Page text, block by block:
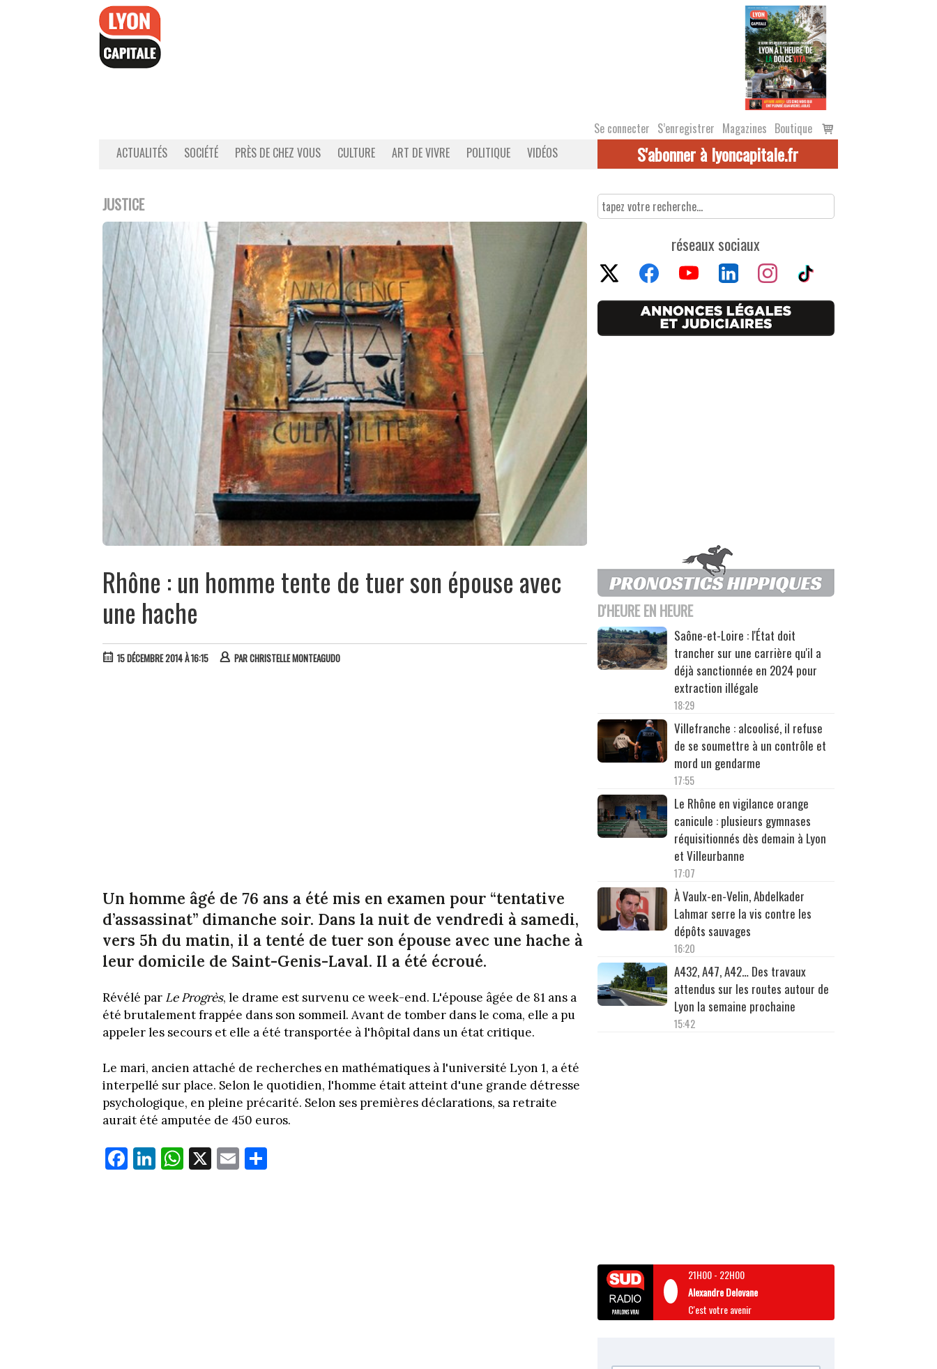
Se connecter S’enregistrer Magazines Boutique
Voir
le
ACTUALITÉS SOCIÉTÉ PRÈS DE CHEZ VOUS CULTURE ART DE VIVRE POLITIQUE VIDÉOS S'abonner à lyoncapitale.fr
JUSTICE
Rhône : un homme tente de tuer son épouse avec
une hache
15 DÉCEMBRE 2014 À 16:15 PARCHRISTELLE MONTEAGUDO
Un homme âgé de 76 ans a été mis en examen pour “tentative
d’assassinat” dimanche soir. Dans la nuit de vendredi à samedi,
vers 5h du matin, il a tenté de tuer son épouse avec une hache à
leur domicile de Saint-Genis-Laval. Il a été écroué.
Révélé par Le Progrès, le drame est survenu ce week-end. L'épouse âgée de 81 ans a
été brutalement frappée dans son sommeil. Avant de tomber dans le coma, elle a pu
appeler les secours et elle a été transportée à l'hôpital dans un état critique.
Le mari, ancien attaché de recherches en mathématiques à l'université Lyon 1, a été
interpellé sur place. Selon le quotidien, l'homme était atteint d'une grande détresse
psychologique, en pleine précarité. Selon ses premières déclarations, sa retraite
aurait été amputée de 450 euros.
Fa
ce
Li
nk
W
ha
X E
m
réseaux sociaux
D'HEURE EN HEURE
Saône-et-Loire : l'État doit
trancher sur une carrière qu'il a
déjà sanctionnée en 2024 pour
extraction illégale
18:29
Villefranche : alcoolisé, il refuse
de se soumettre à un contrôle et
mord un gendarme
17:55
Le Rhône en vigilance orange
canicule : plusieurs gymnases
réquisitionnés dès demain à Lyon
et Villeurbanne
17:07
À Vaulx-en-Velin, Abdelkader
Lahmar serre la vis contre les
dépôts sauvages
16:20
A432, A47, A42… Des travaux
attendus sur les routes autour de
Lyon la semaine prochaine
15:42
21H00- 22H00
Alexandre Delovane
C'est votre avenir